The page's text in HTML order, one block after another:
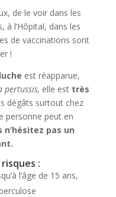
de le voir dans les
à l’Hôpital, dans les
de vaccinations sont
!
est réapparue,
pertussis, elle est très
dégâts surtout chez
personne peut en
n’hésitez pas un
:
l’âge de 15 ans,